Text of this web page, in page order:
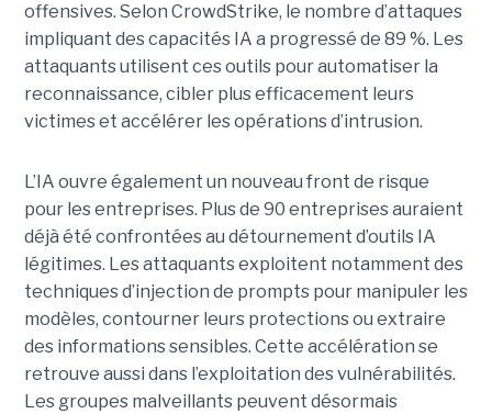
offensives. Selon CrowdStrike, le nombre d’attaques
impliquant des capacités IA a progressé de 89 %. Les
attaquants utilisent ces outils pour automatiser la
reconnaissance, cibler plus efficacement leurs
victimes et accélérer les opérations d’intrusion.
L’IA ouvre également un nouveau front de risque
pour les entreprises. Plus de 90 entreprises auraient
déjà été confrontées au détournement d’outils IA
légitimes. Les attaquants exploitent notamment des
techniques d’injection de prompts pour manipuler les
modèles, contourner leurs protections ou extraire
des informations sensibles. Cette accélération se
retrouve aussi dans l’exploitation des vulnérabilités.
Les groupes malveillants peuvent désormais